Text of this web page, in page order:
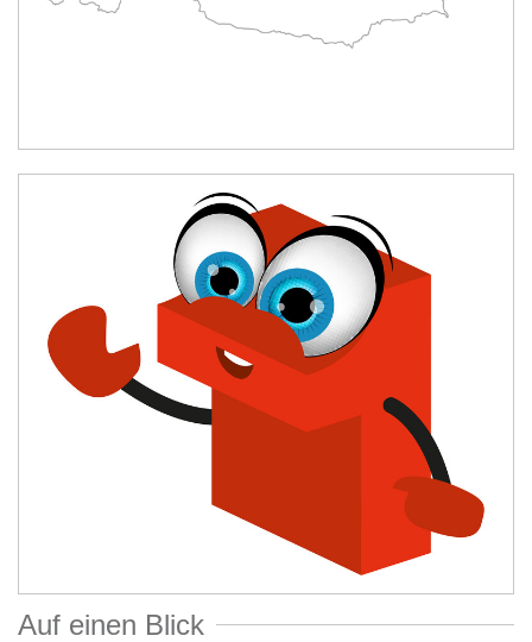
Auf einen Blick